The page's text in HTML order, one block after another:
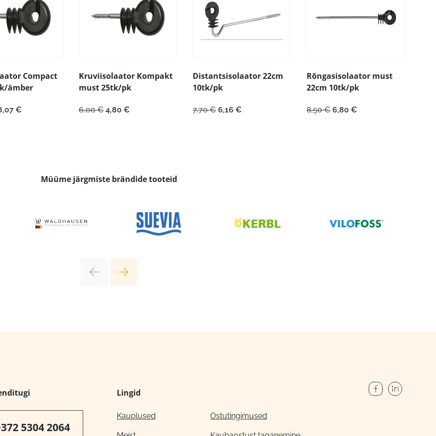
Compact
ämber
€
Kruviisolaator Kompakt
must 25tk/pk
6,00€ Algne
4,80 €
Distantsisolaator 22cm
10tk/pk
7,70€ Algne
6,16 €
Rõngasisolaator must
22cm 10tk/pk
8,50€ Algne
6,80 €
Müüme järgmiste brändide tooteid
5304 2064
Lingid
Kauplused Ostutingimused